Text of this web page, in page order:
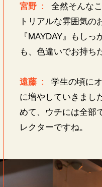
宮野 : 全然そんな
トリアルな雰囲気の
『MAYDAY』もし
も、色違いでお持ち
遠藤 : 学生の頃に
に増やしていきまし
めて、ウチには全部
レクターですね。